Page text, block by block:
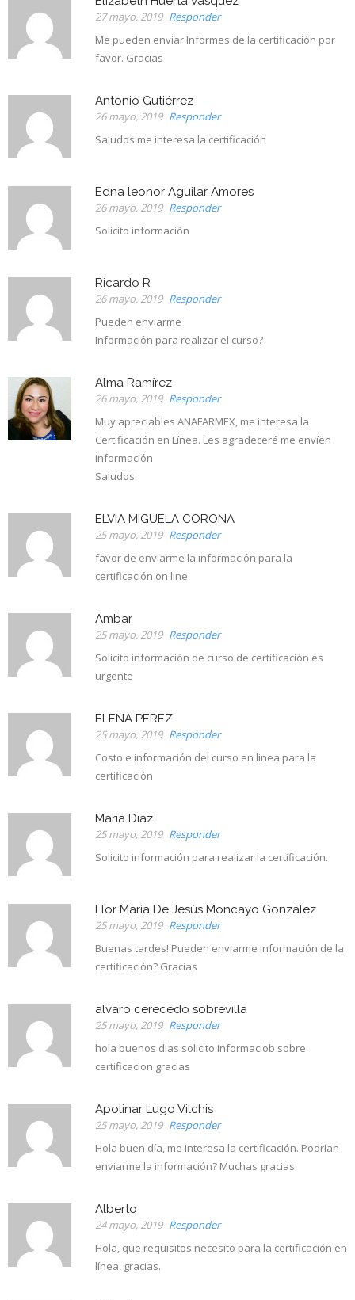
27 mayo, 2019 Responder
Me pueden enviar Informes de la certificación por
favor. Gracias
Antonio Gutiérrez
26 mayo, 2019 Responder
Saludos me interesa la certificación
Edna leonor Aguilar Amores
26 mayo, 2019 Responder
Solicito información
Ricardo R
26 mayo, 2019 Responder
Pueden enviarme
Información para realizar el curso?
Alma Ramírez
26 mayo, 2019 Responder
Muy apreciables ANAFARMEX, me interesa la
Certificación en Línea. Les agradeceré me envíen
información
Saludos
ELVIA MIGUELA CORONA
25 mayo, 2019 Responder
favor de enviarme la información para la
certificación on line
Ambar
25 mayo, 2019 Responder
Solicito información de curso de certificación es
urgente
ELENA PEREZ
25 mayo, 2019 Responder
Costo e información del curso en linea para la
certificación
Maria Diaz
25 mayo, 2019 Responder
Solicito información para realizar la certificación.
Flor María De Jesús Moncayo González
25 mayo, 2019 Responder
Buenas tardes! Pueden enviarme información de la
certificación? Gracias
alvaro cerecedo sobrevilla
25 mayo, 2019 Responder
hola buenos dias solicito informaciob sobre
certificacion gracias
Apolinar Lugo Vilchis
25 mayo, 2019 Responder
Hola buen día, me interesa la certificación. Podrían
enviarme la información? Muchas gracias.
Alberto
24 mayo, 2019 Responder
Hola, que requisitos necesito para la certificación en
línea, gracias.